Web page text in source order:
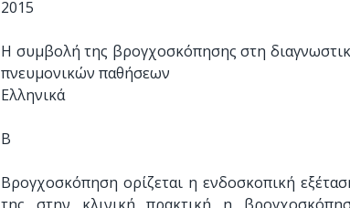
2015
Η συμβολή της βρογχοσκόπησης στη
πνευμονικών παθήσεων
Ελληνικά
Β
Bρογχοσκόπηση ορίζεται η ενδοσκοπική